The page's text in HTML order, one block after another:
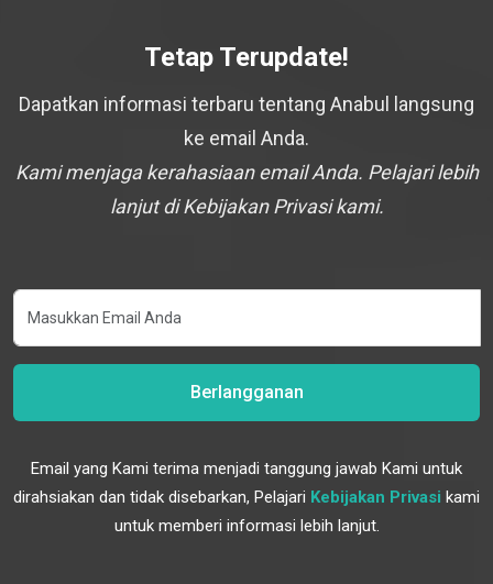
Tetap Terupdate!
Dapatkan informasi terbaru tentang Anabul langsung
ke email Anda.
Kami menjaga kerahasiaan email Anda. Pelajari lebih
lanjut di Kebijakan Privasi kami.
Berlangganan
Email yang Kami terima menjadi tanggung jawab Kami untuk
dirahsiakan dan tidak disebarkan, Pelajari Kebijakan Privasi kami
untuk memberi informasi lebih lanjut.